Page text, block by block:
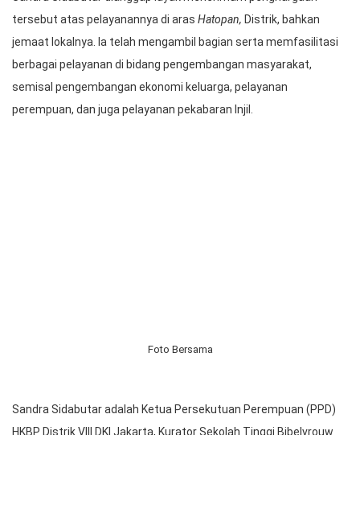
taonsekaligusOpen HouseKantor Pusat HKBP di Pearaja
Tarutung Sumatera Utara.